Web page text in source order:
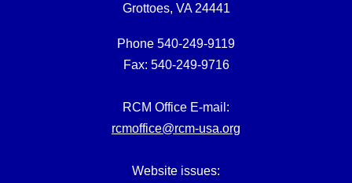
Grottoes, VA 24441
Phone 540-249-9119
Fax: 540-249-9716
RCM Office E-mail:
rcmoffice@rcm-usa.org
Website issues: